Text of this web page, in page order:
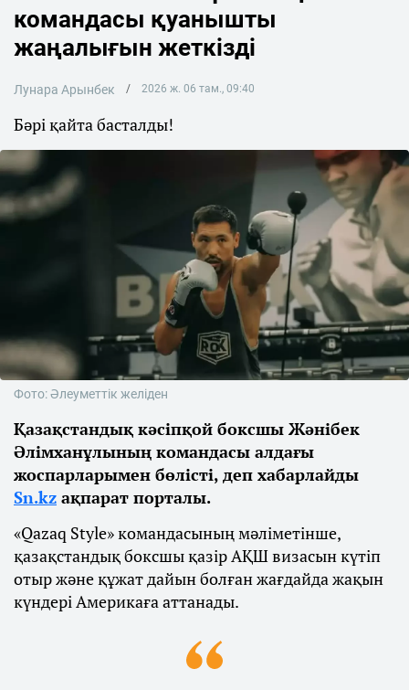
командасы қуанышты
жаңалығын жеткізді
Лунара Арынбек 2026 ж. 06 там., 09:40
Бәрі қайта басталды!
Фото: Әлеуметтік желіден
Қазақстандық кәсіпқой боксшы Жәнібек
Әлімханұлының командасы алдағы
жоспарларымен бөлісті, деп хабарлайды
Sn.kz ақпарат порталы.
«Qazaq Style» командасының мәліметінше,
қазақстандық боксшы қазір АҚШ визасын күтіп
отыр және құжат дайын болған жағдайда жақын
күндері Америкаға аттанады.